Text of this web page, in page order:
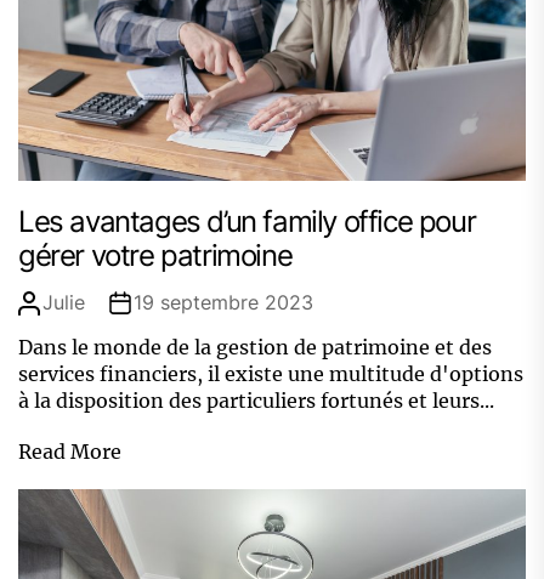
Les avantages d’un family office pour
gérer votre patrimoine
Julie
19 septembre 2023
Dans le monde de la gestion de patrimoine et des
services financiers, il existe une multitude d'options
à la disposition des particuliers fortunés et leurs...
Read More